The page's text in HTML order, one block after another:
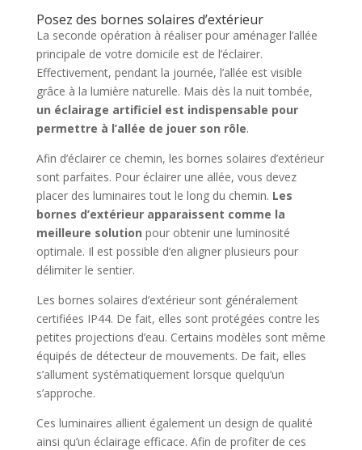
Posez des bornes solaires d’extérieur
La seconde opération à réaliser pour aménager l’allée
principale de votre domicile est de l’éclairer.
Effectivement, pendant la journée, l’allée est visible
grâce à la lumière naturelle. Mais dès la nuit tombée,
un éclairage artificiel est indispensable pour
permettre à l’allée de jouer son rôle.
Afin d’éclairer ce chemin, les bornes solaires d’extérieur
sont parfaites. Pour éclairer une allée, vous devez
placer des luminaires tout le long du chemin. Les
bornes d’extérieur apparaissent comme la
meilleure solution pour obtenir une luminosité
optimale. Il est possible d’en aligner plusieurs pour
délimiter le sentier.
Les bornes solaires d’extérieur sont généralement
certifiées IP44. De fait, elles sont protégées contre les
petites projections d’eau. Certains modèles sont même
équipés de détecteur de mouvements. De fait, elles
s’allument systématiquement lorsque quelqu’un
s’approche.
Ces luminaires allient également un design de qualité
ainsi qu’un éclairage efficace. Afin de profiter de ces